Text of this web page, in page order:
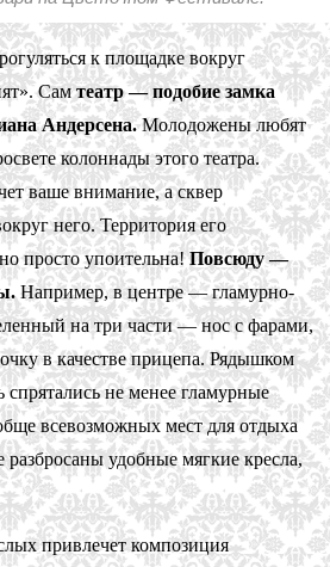
к площадке вокруг
Самтеатр — подобие замка
Андерсена.Молодожены любят
колоннады этого театра.
ваше внимание, а сквер
него. Территория его
просто упоительна!Повсюду —
Например, в центре — гламурно-
на три части — нос с фарами,
в качестве прицепа. Рядышком
не менее гламурные
всевозможных мест для отдыха
удобные мягкие кресла,
привлечет композиция